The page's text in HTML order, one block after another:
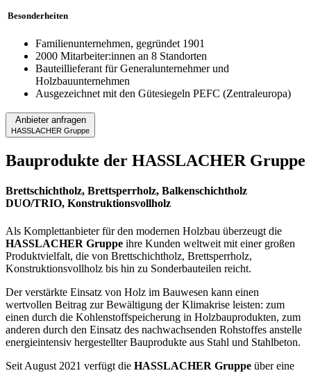
Besonderheiten
Familienunternehmen, gegründet 1901
2000 Mitarbeiter:innen an 8 Standorten
Bauteillieferant für Generalunternehmer und
Holzbauunternehmen
Ausgezeichnet mit den Gütesiegeln PEFC (Zentraleuropa)
Anbieter anfragen
HASSLACHER Gruppe
Bauprodukte der HASSLACHER Gruppe
Brettschichtholz, Brettsperrholz, Balkenschichtholz
DUO/TRIO, Konstruktionsvollholz
Als Komplettanbieter für den modernen Holzbau überzeugt die
HASSLACHER Gruppe ihre Kunden weltweit mit einer großen
Produktvielfalt, die von Brettschichtholz, Brettsperrholz,
Konstruktionsvollholz bis hin zu Sonderbauteilen reicht.
Der verstärkte Einsatz von Holz im Bauwesen kann einen
wertvollen Beitrag zur Bewältigung der Klimakrise leisten: zum
einen durch die Kohlenstoffspeicherung in Holzbauprodukten, zum
anderen durch den Einsatz des nachwachsenden Rohstoffes anstelle
energieintensiv hergestellter Bauprodukte aus Stahl und Stahlbeton.
Seit August 2021 verfügt die HASSLACHER Gruppe über eine